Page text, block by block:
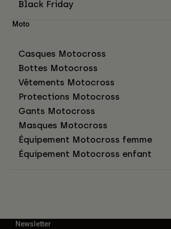
Black Friday
Moto
Casques Motocross
Bottes Motocross
Vêtements Motocross
Protections Motocross
Gants Motocross
Masques Motocross
Équipement Motocross femme
Équipement Motocross enfant
Newsletter